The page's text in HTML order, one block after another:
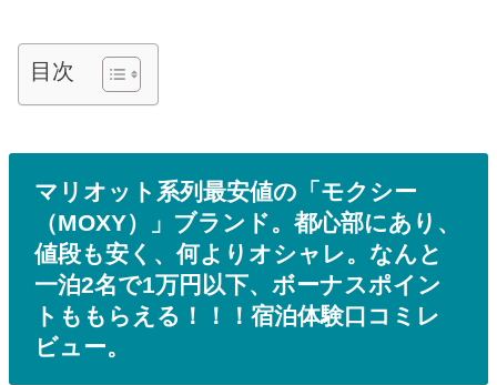
目次
マリオット系列最安値の「モクシー
（MOXY）」ブランド。都心部にあり、
値段も安く、何よりオシャレ。なんと
一泊2名で1万円以下、ボーナスポイン
トももらえる！！！宿泊体験口コミレ
ビュー。